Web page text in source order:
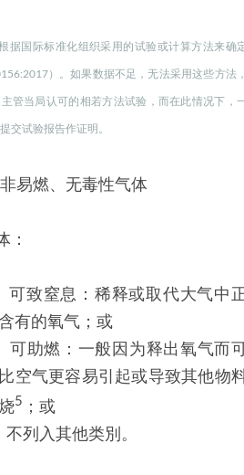
据国际标准化组织采用的试验或计算方法来确
）。如果数据不足，无法采用这些方法
管当局认可的相若方法试验，而在此情况下，
交试验报告作证明。
易燃、无毒性气体
：
可致窒息：稀释或取代大气中
有的氧气；或
可助燃：一般因为释出氧气而
空气更容易引起或导致其他物
5 ；或
不列入其他类別。